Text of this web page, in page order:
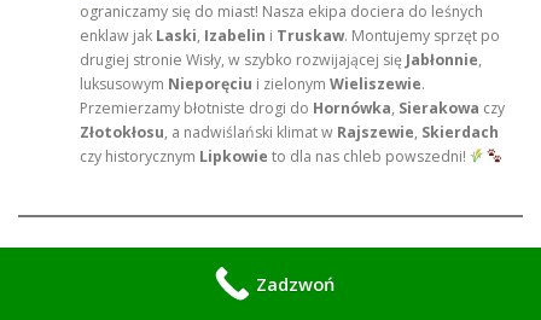
ograniczamy się do miast! Nasza ekipa dociera do leśnych
enklaw jak Laski, Izabelin i Truskaw. Montujemy sprzęt po
drugiej stronie Wisły, w szybko rozwijającej się Jabłonnie,
luksusowym Nieporęciu i zielonym Wieliszewie.
Przemierzamy błotniste drogi do Hornówka, Sierakowa czy
Złotokłosu, a nadwiślański klimat w Rajszewie, Skierdach
czy historycznym Lipkowie to dla nas chleb powszedni!
Rozpracowujemy Twierdzę: Jak Judasz
Dogaduje się z Zamkami?
Zadzwoń